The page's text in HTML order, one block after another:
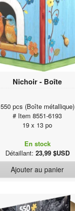
Nichoir - Boîte
550 pcs (Boîte métallique)
# Item 8551-6193
19 x 13 po
En stock
Détaillant: 23,99 $USD
Ajouter au panier